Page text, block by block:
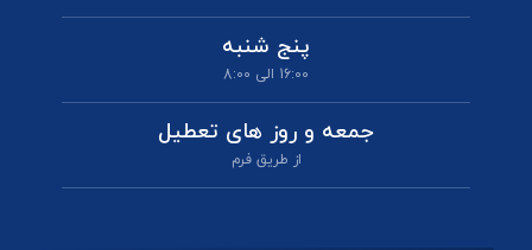
پنج شنبه
16:00 الی 8:00
جمعه و روز های تعطیل
از طریق فرم